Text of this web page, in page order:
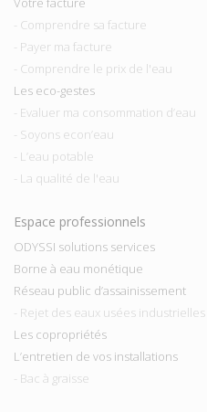
- Comprendre sa facture
- Payer ma facture
- Comprendre le prix de l'eau
Les eco-gestes
- Evaluer ma consommation d’eau
- Soyons econ’eau
- L’eau potable
- La qualité de l'eau
Espace professionnels
ODYSSI solutions services
Borne à eau monétique
Réseau public d’assainissement
- Rejet des eaux usées industrielles
Les copropriétés
L’entretien de vos installations
- Bac à graisse